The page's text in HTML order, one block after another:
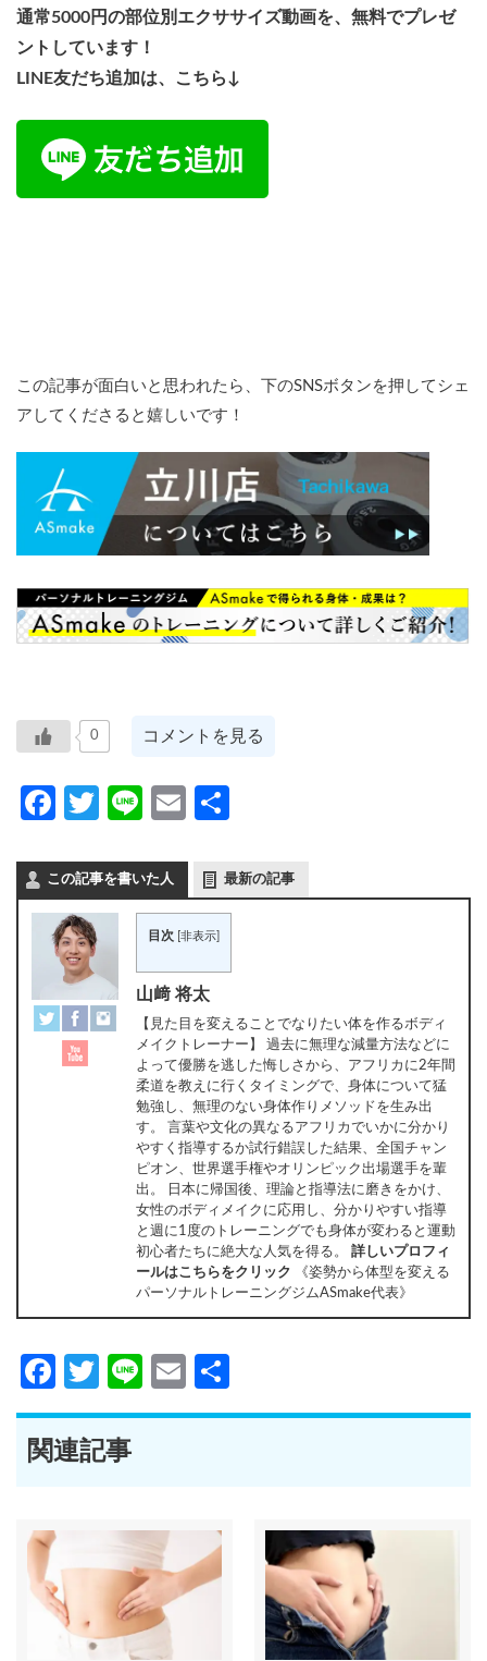
通常5000円の部位別エクササイズ動画を、無料でプレゼ
ントしています！
LINE友だち追加は、こちら↓
この記事が面白いと思われたら、下のSNSボタンを押してシェ
アしてくださると嬉しいです！
0 コメントを見る
Facebook
Twitter
LineEmail
この記事を書いた人 最新の記事
目次 非表示
山﨑 将太
【見た目を変えることでなりたい体を作るボディ
メイクトレーナー】 過去に無理な減量方法などに
よって優勝を逃した悔しさから、アフリカに2年間
柔道を教えに行くタイミングで、身体について猛
勉強し、無理のない身体作りメソッドを生み出
す。 言葉や文化の異なるアフリカでいかに分かり
やすく指導するか試行錯誤した結果、全国チャン
ピオン、世界選手権やオリンピック出場選手を輩
出。 日本に帰国後、理論と指導法に磨きをかけ、
女性のボディメイクに応用し、分かりやすい指導
と週に1度のトレーニングでも身体が変わると運動
初心者たちに絶大な人気を得る。 詳しいプロフィ
ールはこちらをクリック 《姿勢から体型を変える
パーソナルトレーニングジムASmake代表》
Facebook
Twitter
LineEmail
有
関連記事